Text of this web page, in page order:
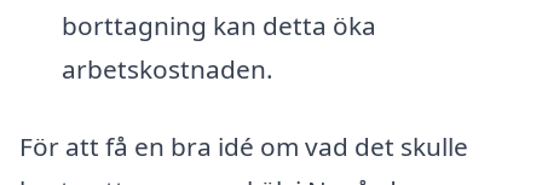
borttagning kan detta öka
arbetskostnaden.
För att få en bra idé om vad det skulle